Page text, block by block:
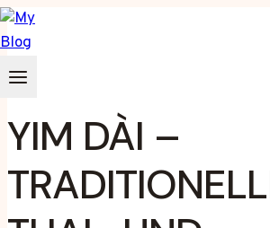
Zum
Inhalt
springen
YIM DÀI –